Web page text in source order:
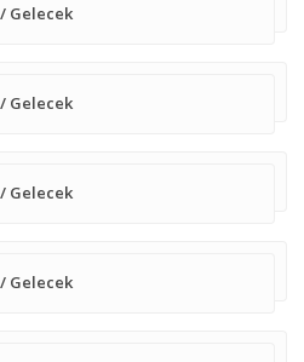
Gelecek
Gelecek
Gelecek
Gelecek